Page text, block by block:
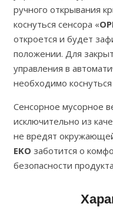
ручного открывания
коснуться сенсора «
откроется и будет
положении. Для
управления в
необходимо
Сенсорное мусорное
исключительно из
не вредят
EKO заботится о
безопасности